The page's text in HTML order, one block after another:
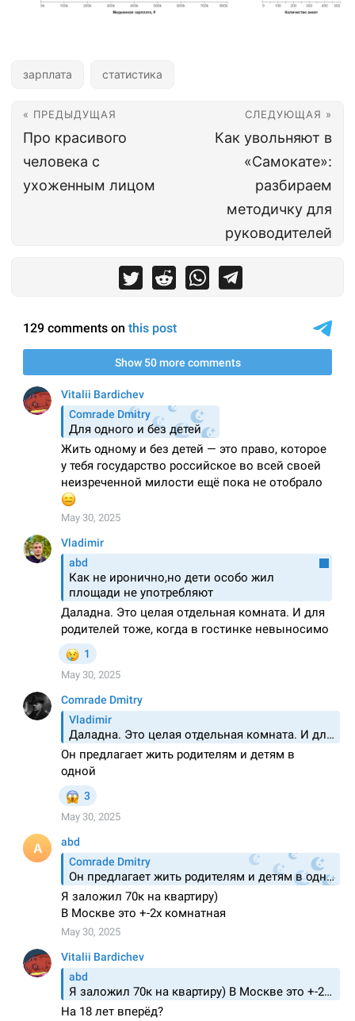
зарплата статистика
« ПРЕДЫДУЩАЯ
Про красивого
человека с
ухоженным лицом
СЛЕДУЮЩАЯ »
Как увольняют в
«Самокате»:
разбираем
методичку для
руководителей